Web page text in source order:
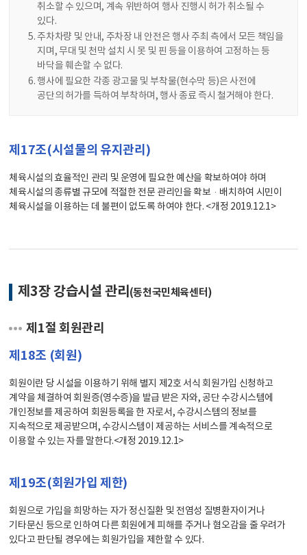
취소할 수 있으며, 계속 위반하여 행사 진행시 허가 취소될 수
있다.
주차차량 및 안내, 주차장 내 안전은 행사 주최 측에서 모든 책임을
지며, 무대 및 천막 설치 시 못 및 핀 등을 이용하여 고정하는 등
바닥을 훼손할 수 없다.
행사에 필요한 각종 광고물 및 부착물(현수막 등)은 사전에
공단의 허가를 득하여 부착하며, 행사 종료 즉시 철거해야 한다.
제17조(시설물의 유지관리)
체육시설의 효율적인 관리 및 운영에 필요한 예산을 확보하여야 하며
체육시설의 종류별 규모에 적절한 전문 관리인을 확보·배치하여 시민이
체육시설을 이용하는 데 불편이 없도록 하여야 한다. <개정 2019.12.1>
제3장 강습시설 관리 (동천국민체육센터)
제1절 회원관리
제18조 (회원)
회원이란 당 시설을 이용하기 위해 별지 제2호 서식 회원가입 신청하고
계약을 체결하여 회원증(영수증)을 발급 받은 자와, 공단 수강시스템에
개인정보를 제공하여 회원등록을 한 자로서, 수강시스템의 정보를
지속적으로 제공받으며, 수강시스템이 제공하는 서비스를 계속적으로
이용할 수 있는 자를 말한다.<개정 2019.12.1>
제19조(회원가입 제한)
회원으로 가입을 희망하는 자가 정신질환 및 전염성 질병환자이거나
기타문신 등으로 인하여 다른 회원에게 피해를 주거나 혐오감을 줄 우려가
있다고 판단될 경우에는 회원가입을 제한할 수 있다.